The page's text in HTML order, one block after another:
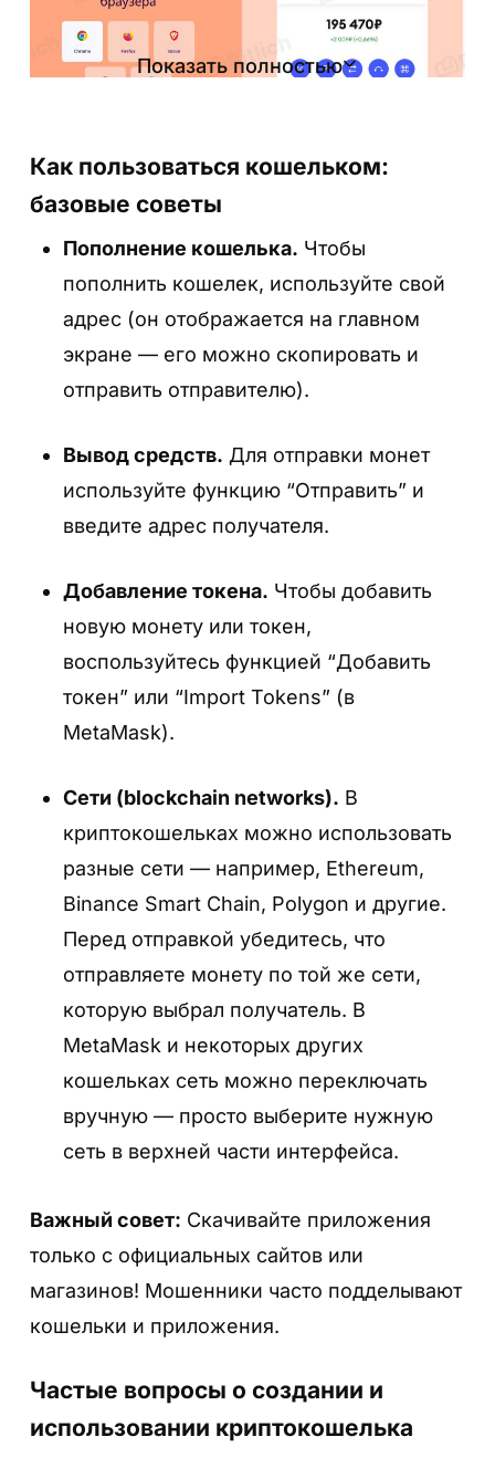
использования.
Шаг 3. Создайте пароль и подтвердите
его
Придумайте надёжный пароль, который
защитит доступ к кошельку на этом
Это стандартный и рекомендуемый выбор
для создания криптокошелька.
Шаг 5.Перейдите в настройки кошелька
Кошелек готов! Теперь вы видите главный
поддерживаемых монет и функции
отправки/получения. Перейдите в
настройки для получения seed фразы.
Шаг 2. Запустите и выберите “Начало
работы”
Следуйте инструкциям. MetaMask также
предложит согласиться с условиями
(пролистайте до самого конца и поставьте
галочку «Я согласен(-на)…»).
Шаг 3. Нажмите на «Создайте новый
кошелек»
Выберите создание нового кошелька (не
восстановление из seed-фразы).
Шаг 4. Создайте пароль
Задайте пароль для доступа к вашему
кошельку на этом устройстве. Этот пароль
защищает только локальный вход, seed-
фраза нужна для восстановления.
Шаг 5. Создайте seed фразу
Показать полностью
Как пользоваться кошельком:
базовые советы
Пополнение кошелька. Чтобы
пополнить кошелек, используйте свой
адрес (он отображается на главном
экране — его можно скопировать и
отправить отправителю).
Вывод средств. Для отправки монет
используйте функцию “Отправить” и
введите адрес получателя.
Добавление токена. Чтобы добавить
новую монету или токен,
воспользуйтесь функцией “Добавить
токен” или “Import Tokens” (в
MetaMask).
Сети (blockchain networks). В
криптокошельках можно использовать
разные сети — например, Ethereum,
Binance Smart Chain, Polygon и другие.
Перед отправкой убедитесь, что
отправляете монету по той же сети,
которую выбрал получатель. В
MetaMask и некоторых других
кошельках сеть можно переключать
вручную — просто выберите нужную
сеть в верхней части интерфейса.
Важный совет: Скачивайте приложения
только с официальных сайтов или
магазинов! Мошенники часто подделывают
кошельки и приложения.
Частые вопросы о создании и
использовании криптокошелька